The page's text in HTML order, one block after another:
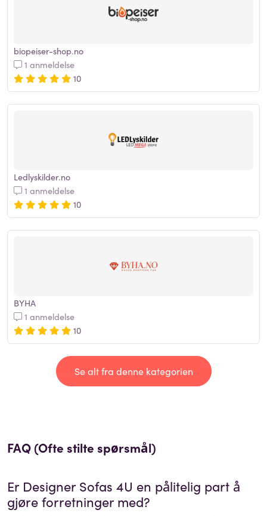
biopeiser-shop.no
1 anmeldelse
10
Ledlyskilder.no
1 anmeldelse
10
BYHA
1 anmeldelse
10
Se alt fra denne kategorien
FAQ (Ofte stilte spørsmål)
Er Designer Sofas 4U en pålitelig part å
gjøre forretninger med?